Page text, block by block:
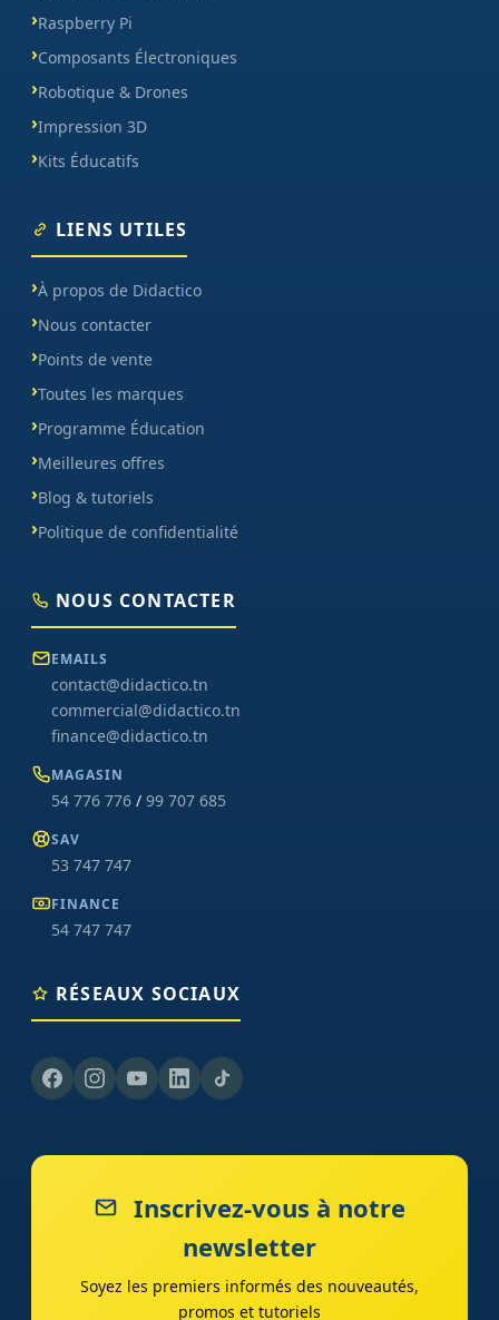
Raspberry Pi
Composants Électroniques
Robotique & Drones
Impression 3D
Kits Éducatifs
LIENS UTILES
À propos de Didactico
Nous contacter
Points de vente
Toutes les marques
Programme Éducation
Meilleures offres
Blog & tutoriels
Politique de confidentialité
NOUS CONTACTER
EMAILS
contact@didactico.tn
commercial@didactico.tn
finance@didactico.tn
MAGASIN
54 776 776 / 99 707 685
SAV
53 747 747
FINANCE
54 747 747
RÉSEAUX SOCIAUX
Inscrivez-vous à notre
newsletter
Soyez les premiers informés des nouveautés,
promos et tutoriels